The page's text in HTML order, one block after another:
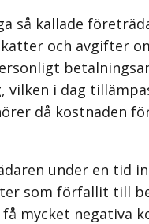
så kallade
och avgifter
i dag
då kostnaden
under en tid
som förfallit till
mycket negativa